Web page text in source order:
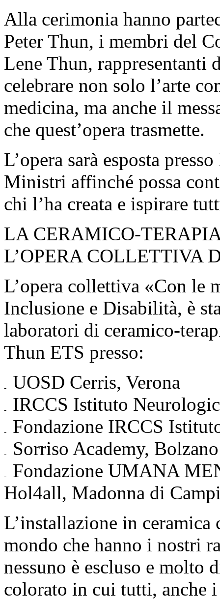
Alla cerimonia hanno
Peter Thun, i membri del
Lene Thun,
celebrare non solo l’arte
medicina, ma anche il
che quest’opera trasmette.
L’opera sarà esposta
Ministri affinché possa
chi l’ha creata e ispirare
LA CERAMICO-
L’OPERA COLLETTIVA
L’opera collettiva «Con le
Inclusione e Disabilità, è
laboratori di ceramico-
Thun ETS presso:
UOSD Cerris, Verona
IRCCS Istituto
Fondazione IRCCS
Sorriso Academy, Bolzano
Fondazione UMANA
Hol4all, Madonna di
L’installazione in ceramica
mondo che hanno i nostri
nessuno è escluso e
colorato in cui tutti, anche